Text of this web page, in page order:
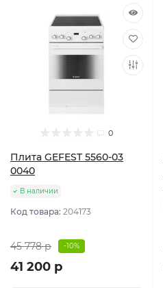
0
Плита GEFEST 5560-03
0040
В наличии
Код товара: 204173
45 778 р -10%
41 200 р